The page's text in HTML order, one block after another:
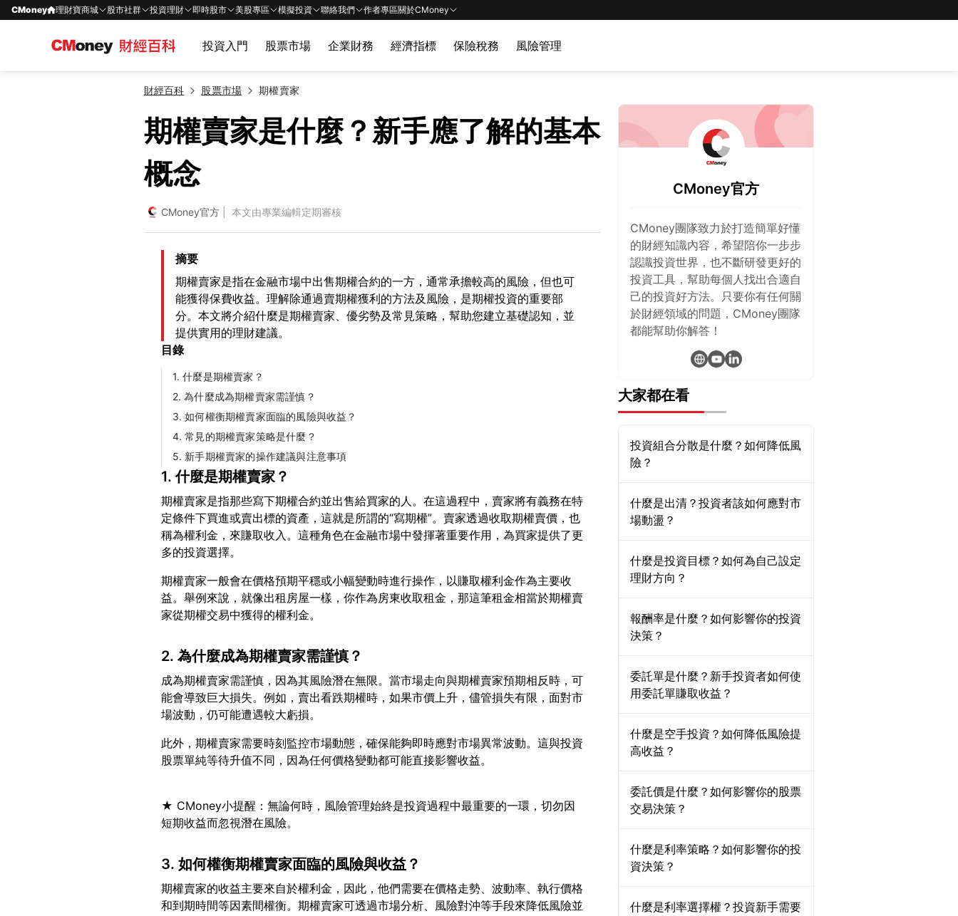
CMoney 理財寶商城 股市社群 投資理財 即時股市 美股專區 模擬投資 聯絡我們 作者專區關於CMoney
投資入門 股票市場 企業財務 經濟指標 保險稅務 風險管理
財經百科 股票市場 期權賣家
期權賣家是什麼？新手應了解的基本
概念
CMoney官方| 本文由專業編輯定期審核
摘要
期權賣家是指在金融市場中出售期權合約的一方，通常承擔較高的風險，但也可
能獲得保費收益。理解除通過賣期權獲利的方法及風險，是期權投資的重要部
分。本文將介紹什麼是期權賣家、優劣勢及常見策略，幫助您建立基礎認知，並
提供實用的理財建議。
目錄
1. 什麼是期權賣家？
2. 為什麼成為期權賣家需謹慎？
3. 如何權衡期權賣家面臨的風險與收益？
4. 常見的期權賣家策略是什麼？
5. 新手期權賣家的操作建議與注意事項
1. 什麼是期權賣家？
期權賣家是指那些寫下期權合約並出售給買家的人。在這過程中，賣家將有義務在特
定條件下買進或賣出標的資產，這就是所謂的“寫期權”。賣家透過收取期權賣價，也
稱為權利金，來賺取收入。這種角色在金融市場中發揮著重要作用，為買家提供了更
期權賣家一般會在價格預期平穩或小幅變動時進行操作，以賺取權利金作為主要收
益。舉例來說，就像出租房屋一樣，你作為房東收取租金，那這筆租金相當於期權賣
2. 為什麼成為期權賣家需謹慎？
成為期權賣家需謹慎，因為其風險潛在無限。當市場走向與期權賣家預期相反時，可
能會導致巨大損失。例如，賣出看跌期權時，如果市價上升，儘管損失有限，面對市
此外，期權賣家需要時刻監控市場動態，確保能夠即時應對市場異常波動。這與投資
★ CMoney小提醒：無論何時，風險管理始終是投資過程中最重要的一環，切勿因
3. 如何權衡期權賣家面臨的風險與收益？
期權賣家的收益主要來自於權利金，因此，他們需要在價格走勢、波動率、執行價格
和到期時間等因素間權衡。期權賣家可透過市場分析、風險對沖等手段來降低風險並
CMoney官方
CMoney團隊致力於打造簡單好懂
的財經知識內容，希望陪你一步步
認識投資世界，也不斷研發更好的
投資工具，幫助每個人找出合適自
己的投資好方法。只要你有任何關
於財經領域的問題，CMoney團隊
都能幫助你解答！
大家都在看
投資組合分散是什麼？如何降低風
險？
什麼是出清？投資者該如何應對市
場動盪？
什麼是投資目標？如何為自己設定
理財方向？
報酬率是什麼？如何影響你的投資
決策？
委託單是什麼？新手投資者如何使
用委託單賺取收益？
什麼是空手投資？如何降低風險提
高收益？
委託價是什麼？如何影響你的股票
交易決策？
什麼是利率策略？如何影響你的投
資決策？
什麼是利率選擇權？投資新手需要